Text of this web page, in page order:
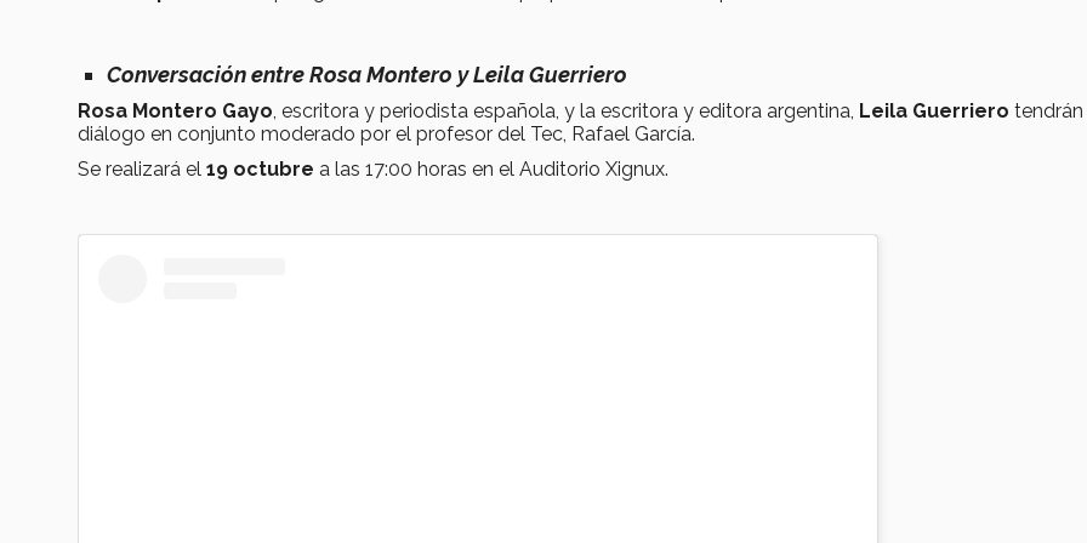
Conversación entre Rosa Montero y Leila Guerriero
Rosa Montero Gayo, escritora y periodista española, y la escritora y editora argentina, Leila Guerriero tendrán
diálogo en conjunto moderado por el profesor del Tec, Rafael García.
Se realizará el 19 octubre a las 17:00 horas en el Auditorio Xignux.